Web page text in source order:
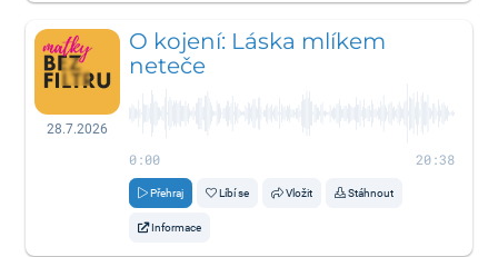
28.7.2026
O kojení: Láska mlíkem
neteče
0:00 20:38
Přehraj Líbí se Vložit Stáhnout
Informace